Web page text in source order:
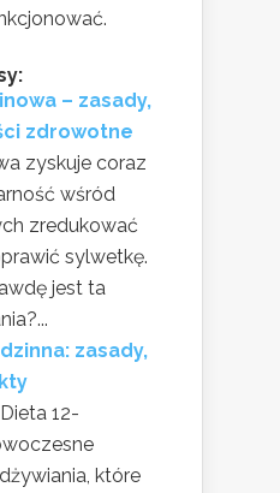
– zasady,
zdrowotne
zyskuje coraz
wśród
zredukować
sylwetkę.
jest ta
zasady,
Dieta 12-
które